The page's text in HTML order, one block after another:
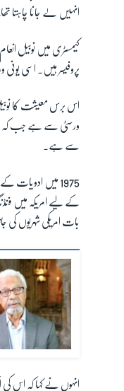
انہیں لے جانا چاہتا
کیمسٹری میں نوبیل
پروفیسر ہیں۔ اسی یونی
اس برس معیشت کا نوبیل
ورسٹی سے ہے جب کہ ان
سے ہے۔
1975 میں ادویات کے
کے لیے امریکہ میں
بات امریکی شہریوں کی
انہوں نے کہا کہ اس کی